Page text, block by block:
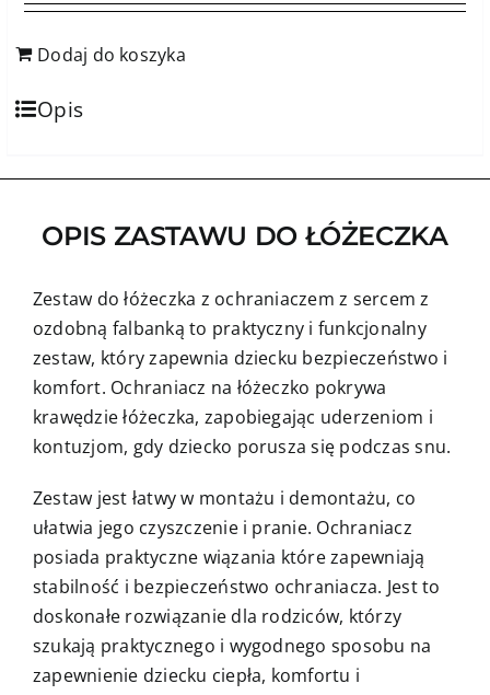
Dodaj do koszyka
Opis
OPIS ZASTAWU DO ŁÓŻECZKA
Zestaw do łóżeczka z ochraniaczem z sercem z
ozdobną falbanką to praktyczny i funkcjonalny
zestaw, który zapewnia dziecku bezpieczeństwo i
komfort. Ochraniacz na łóżeczko pokrywa
krawędzie łóżeczka, zapobiegając uderzeniom i
kontuzjom, gdy dziecko porusza się podczas snu.
Zestaw jest łatwy w montażu i demontażu, co
ułatwia jego czyszczenie i pranie. Ochraniacz
posiada praktyczne wiązania które zapewniają
stabilność i bezpieczeństwo ochraniacza. Jest to
doskonałe rozwiązanie dla rodziców, którzy
szukają praktycznego i wygodnego sposobu na
zapewnienie dziecku ciepła, komfortu i